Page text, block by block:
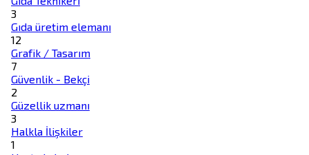
3
Gıda üretim elemanı
12
Grafik / Tasarım
7
Güvenlik - Bekçi
2
Güzellik uzmanı
3
Halkla İlişkiler
1